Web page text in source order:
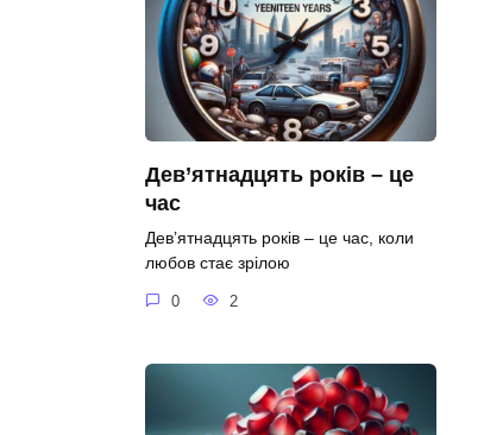
Дев’ятнадцять років – це
час
Дев’ятнадцять років – це час, коли
любов стає зрілою
0 2